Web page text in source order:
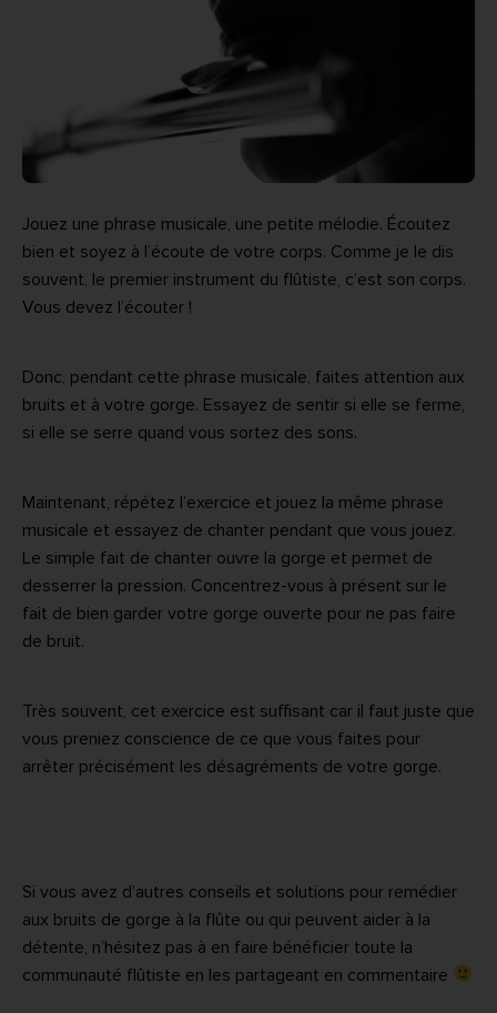
Jouez une phrase musicale, une petite mélodie. Écoutez
bien et soyez à l’écoute de votre corps. Comme je le dis
souvent, le premier instrument du flûtiste, c’est son corps.
Vous devez l’écouter !
Donc, pendant cette phrase musicale, faites attention aux
bruits et à votre gorge. Essayez de sentir si elle se ferme,
si elle se serre quand vous sortez des sons.
Maintenant, répétez l’exercice et jouez la même phrase
musicale et essayez de chanter pendant que vous jouez.
Le simple fait de chanter ouvre la gorge et permet de
desserrer la pression. Concentrez-vous à présent sur le
fait de bien garder votre gorge ouverte pour ne pas faire
de bruit.
Très souvent, cet exercice est suffisant car il faut juste que
vous preniez conscience de ce que vous faites pour
arrêter précisément les désagréments de votre gorge.
Si vous avez d’autres conseils et solutions pour remédier
aux bruits de gorge à la flûte ou qui peuvent aider à la
détente, n’hésitez pas à en faire bénéficier toute la
communauté flûtiste en les partageant en commentaire